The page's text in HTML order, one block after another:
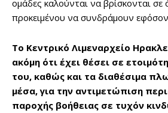
ομάδες καλούνται να βρίσκονται σε
προκειμένου να συνδράμουν εφόσον
Το Κεντρικό Λιμεναρχείο
ακόμη ότι έχει θέσει σε
του, καθώς και τα διαθέσιμα
μέσα, για την αντιμετώπιση
παροχής βοήθειας σε τυχόν